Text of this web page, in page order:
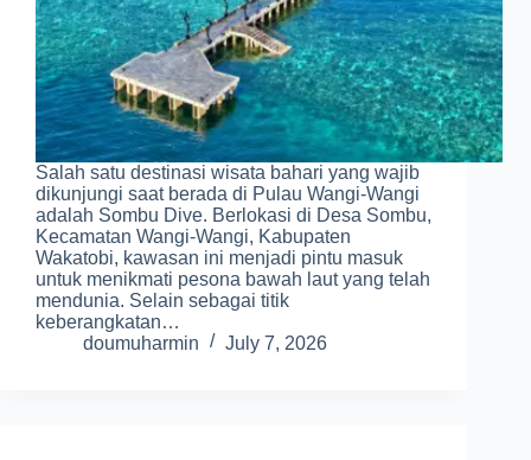
Salah satu destinasi wisata bahari yang wajib
dikunjungi saat berada di Pulau Wangi-Wangi
adalah Sombu Dive. Berlokasi di Desa Sombu,
Kecamatan Wangi-Wangi, Kabupaten
Wakatobi, kawasan ini menjadi pintu masuk
untuk menikmati pesona bawah laut yang telah
mendunia. Selain sebagai titik
keberangkatan…
doumuharmin
July 7, 2026